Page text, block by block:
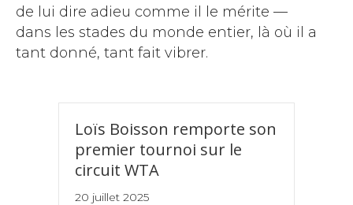
de lui dire adieu comme il le mérite —
dans les stades du monde entier, là où il a
tant donné, tant fait vibrer.
Loïs Boisson remporte son
premier tournoi sur le
circuit WTA
20 juillet 2025